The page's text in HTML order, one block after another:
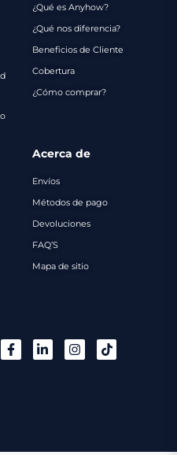
¿Qué es Anyhow?
¿Qué nos diferencia?
Beneficios de Cliente
Cobertura
¿Cómo comprar?
Acerca de
Envíos
Métodos de pago
Devoluciones
FAQ’S
Mapa de sitio